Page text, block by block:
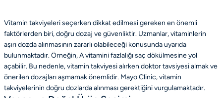
Vitamin takviyeleri seçerken dikkat edilmesi gereken en önemli
faktörlerden biri, doğru dozaj ve güvenliktir. Uzmanlar, vitaminlerin
aşırı dozda alınmasının zararlı olabileceği konusunda uyarıda
bulunmaktadır. Örneğin, A vitamini fazlalığı saç dökülmesine yol
açabilir. Bu nedenle, vitamin takviyesi alırken doktor tavsiyesi almak ve
önerilen dozajları aşmamak önemlidir. Mayo Clinic, vitamin
takviyelerinin doğru dozlarda alınması gerektiğini vurgulamaktadır.